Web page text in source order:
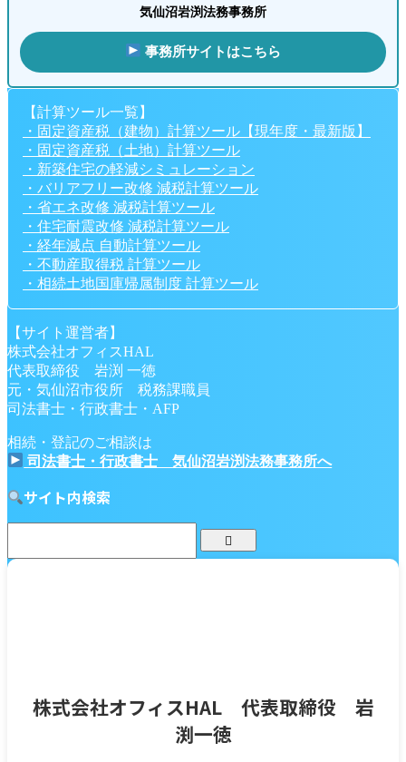
気仙沼岩渕法務事務所
事務所サイトはこちら
【計算ツール一覧】
・固定資産税（建物）計算ツール【現年度・最新版】
・固定資産税（土地）計算ツール
・新築住宅の軽減シミュレーション
・バリアフリー改修 減税計算ツール
・省エネ改修 減税計算ツール
・住宅耐震改修 減税計算ツール
・経年減点 自動計算ツール
・不動産取得税 計算ツール
・相続土地国庫帰属制度 計算ツール
【サイト運営者】
株式会社オフィスHAL
代表取締役 岩渕 一徳
元・気仙沼市役所 税務課職員
司法書士・行政書士・AFP
相続・登記のご相談は
司法書士・行政書士 気仙沼岩渕法務事務所へ
サイト内検索
株式会社オフィスHAL 代表取締役 岩
渕一徳